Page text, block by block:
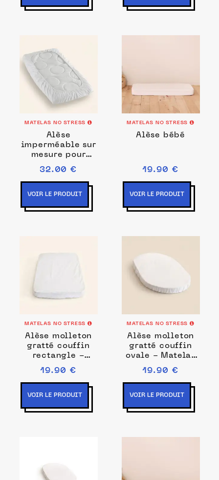
MATELAS NO STRESS
Alèse
imperméable sur
mesure pour
matelas
bercelonnette -
Matelas No
Stress
32.00 €
VOIR LE PRODUIT
MATELAS NO STRESS
Alèse bébé
19.90 €
VOIR LE PRODUIT
MATELAS NO STRESS
Alèse molleton
gratté couffin
rectangle -
Matelas No
Stress
19.90 €
VOIR LE PRODUIT
MATELAS NO STRESS
Alèse molleton
gratté couffin
ovale - Matelas
No Stress
19.90 €
VOIR LE PRODUIT